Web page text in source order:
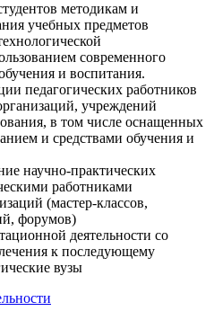
методикам и
учебных предметов
современного
и воспитания.
педагогических работников
учреждений
в том числе оснащенных
и средствами обучения и
научно-практических
работниками
(мастер-классов,
форумов)
деятельности со
к последующему
вузы